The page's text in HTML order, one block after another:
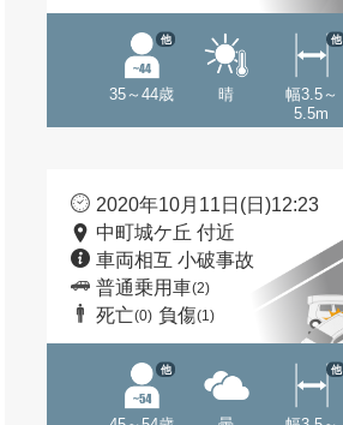
35～44歳
他
晴
幅3.5～
5.5m
他
2020年10月11日(日)12:23
中町城ケ丘 付近
車両相互 小破事故
普通乗用車(2)
死亡(0) 負傷(1)
他 他